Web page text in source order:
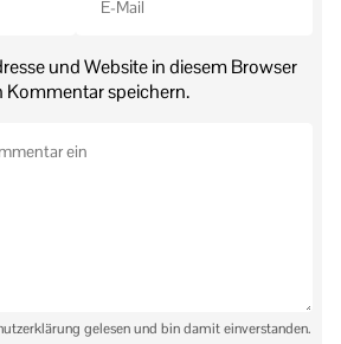
und Website in diesem Browser
speichern.
gelesen und bin damit einverstanden.